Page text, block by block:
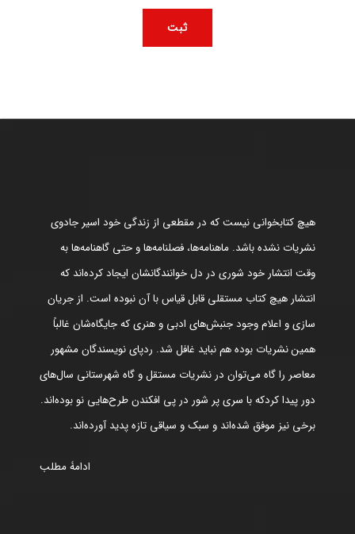
هیچ کتابخوانی نیست که در مقطعی از زندگی خود اسیر جادوی
نشریات نشده باشد. ماهنامه‌ها، فصلنامه‌ها و حتی گاهنامه‌ها به
وقت انتشار خود شوری در دل خوانندگانشان ایجاد کرده‌اند که
انتشار هیچ کتاب مستقلی قابل قیاس با آن نبوده است. از جریان
سازی و اعلام وجود جنبش‌های ادبی و هنری که جایگاه‌شان غالباً
همین نشریات بوده هم نباید غافل شد. ردپای نویسندگان مشهور
معاصر را گاه می‌توان در نشریات مستقل و گاه شهرستانی سال‌های
دور پیدا کردکه با سری پر شور در پی افکندن طرح‌هایی نو بوده‌اند.
برخی نیز موفق شده‌اند و سبک و سیاقی تازه پدید آورده‌اند.
ادامۀ مطلب